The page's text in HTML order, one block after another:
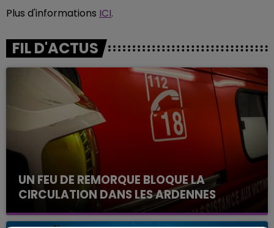
Plus d'informations ICI.
FIL D'ACTUS
UN FEU DE REMORQUE BLOQUE LA
CIRCULATION DANS LES ARDENNES
Un feu de remorque s'est déclaré ce mercredi en
fin de matinée sur l'A34.